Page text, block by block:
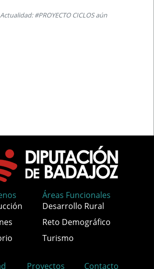
#PROYECTO CICLOS aún
Áreas Funcionales
Desarrollo Rural
Reto Demográfico
Turismo
Proyectos Contacto